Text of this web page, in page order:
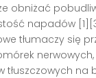
obniżać
napadów
tłumaczy się
nerwowych,
tłuszczowych na